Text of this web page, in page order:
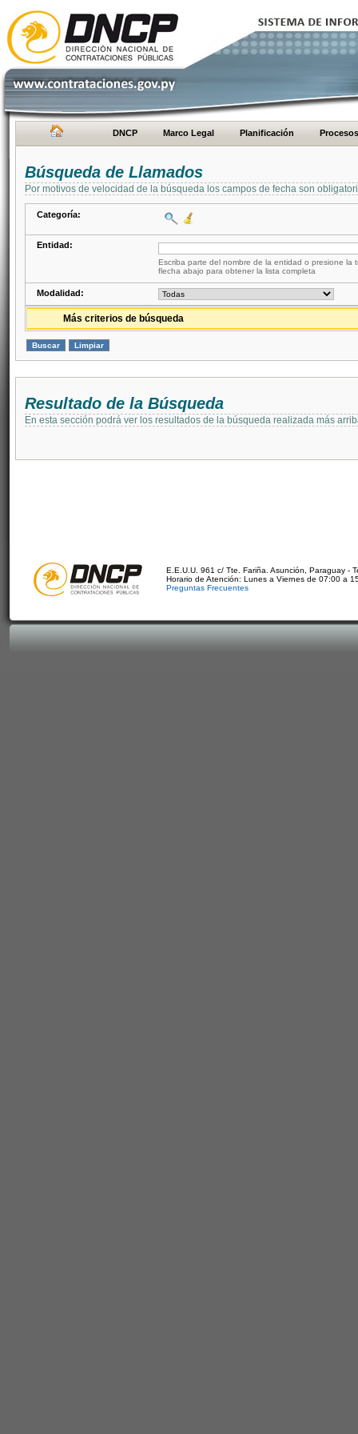
DNCP Marco Legal Planificación Procesos
Búsqueda de Llamados
Por motivos de velocidad de la búsqueda los campos de fecha son
Categoría:
Entidad:
Escriba parte del nombre de la entidad o presione la
flecha abajo para obtener la lista completa
Modalidad:
Más criterios de búsqueda
Resultado de la Búsqueda
En esta sección podrá ver los resultados de la búsqueda realizada más
E.E.U.U. 961 c/ Tte. Fariña. Asunción, Paraguay -
Horario de Atención: Lunes a Viernes de 07:00 a
Preguntas Frecuentes